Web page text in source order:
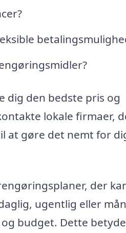
dig den bedste pris og
lokale firmaer,
at gøre det nemt for
der
ugentlig eller
budget. Dette